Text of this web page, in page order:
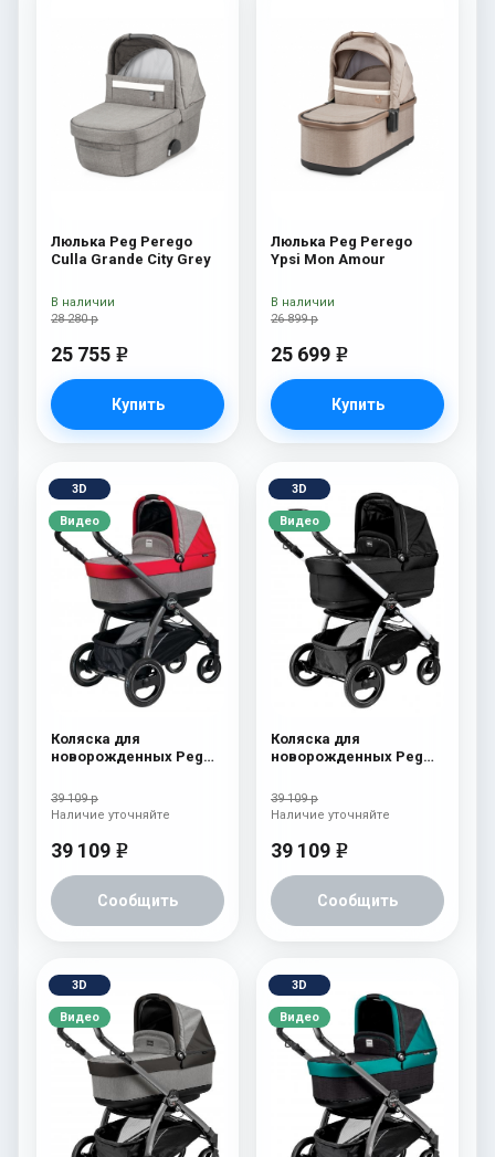
Люлька Peg Perego
Culla Grande City Grey
28 280 р
25 755 e
Купить
В наличии
Люлька Peg Perego
Ypsi Mon Amour
26 899 р
25 699 e
Купить
В наличии
3D
Видео
Коляска для
новорожденных Peg
(шасси Jet) Tulip
39 109 р
39 109 e
Сообщить
Наличие уточняйте
3D
Видео
Коляска для
новорожденных Peg
(шасси Jet) Onyx
39 109 р
39 109 e
Сообщить
Наличие уточняйте
3D
Видео
3D
Видео